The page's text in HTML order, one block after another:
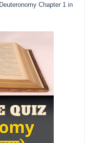
Deuteronomy Chapter 1 in